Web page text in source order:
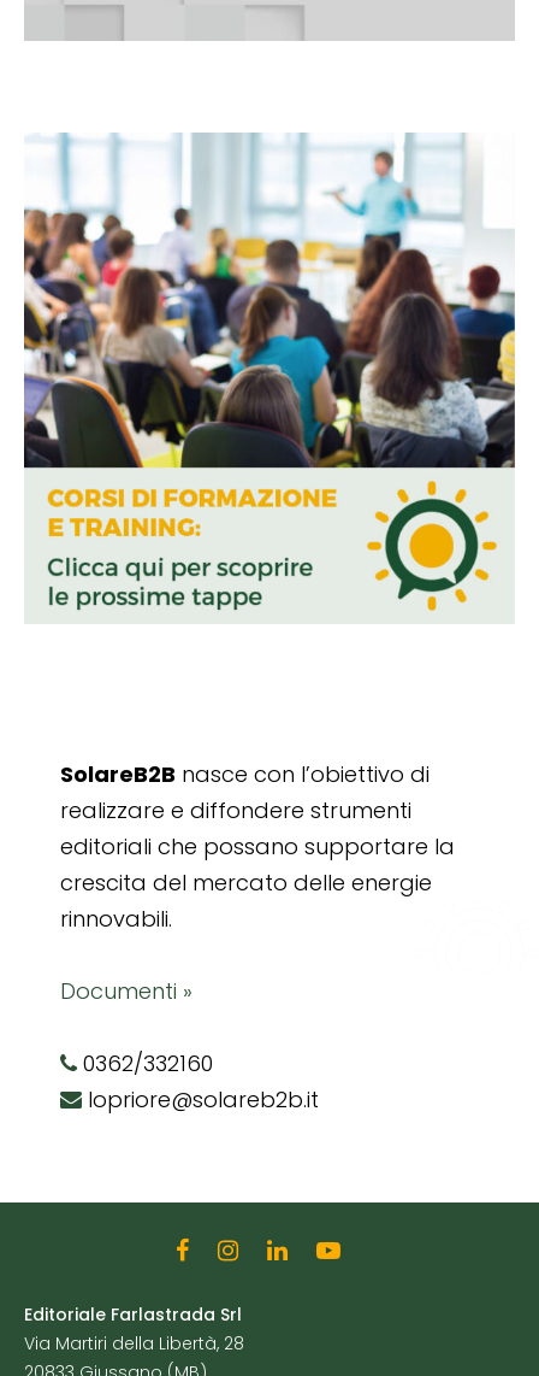
SolareB2B nasce con l’obiettivo di
realizzare e diffondere strumenti
editoriali che possano supportare la
crescita del mercato delle energie
rinnovabili.
Documenti »
0362/332160
lopriore@solareb2b.it
Editoriale Farlastrada Srl
Via Martiri della Libertà, 28